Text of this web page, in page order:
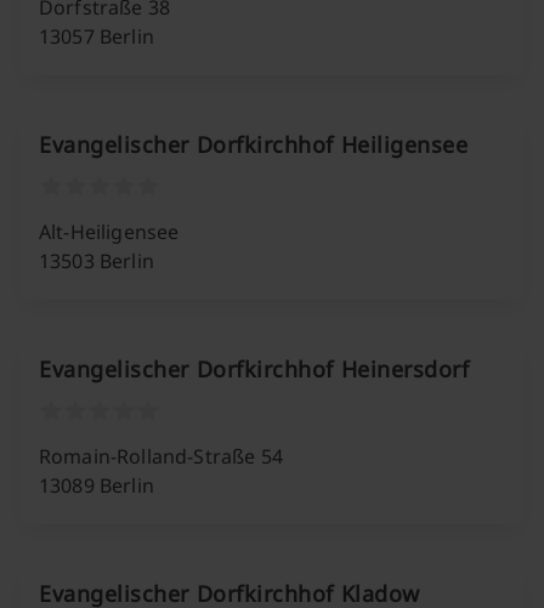
Dorfstraße 38
13057 Berlin
Evangelischer Dorfkirchhof Heiligensee
Alt-Heiligensee
13503 Berlin
Evangelischer Dorfkirchhof Heinersdorf
Romain-Rolland-Straße 54
13089 Berlin
Evangelischer Dorfkirchhof Kladow